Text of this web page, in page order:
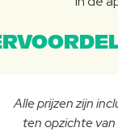
Alle prijzen zijn
ten opzichte